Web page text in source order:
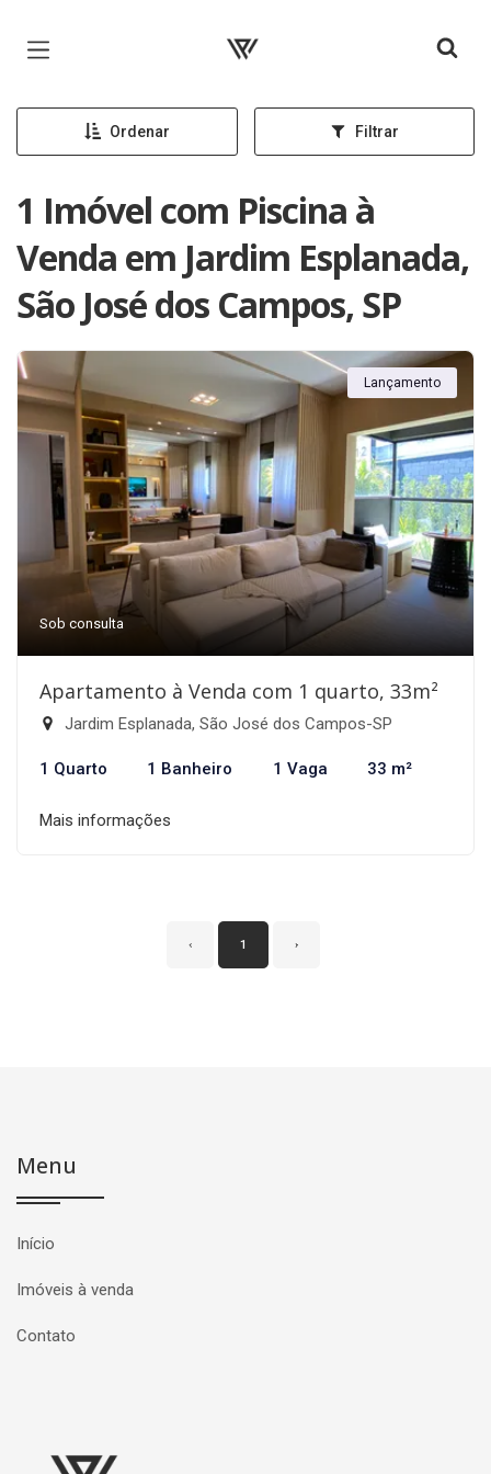
Página inicial
Ordenar Filtrar
1 Imóvel com Piscina à
Venda em Jardim Esplanada,
São José dos Campos, SP
Lançamento
Sob consulta
Apartamento à Venda com 1 quarto, 33m²
Jardim Esplanada, São José dos Campos-SP
1 Quarto 1 Banheiro 1 Vaga 33 m²
Mais informações
‹ 1 ›
Menu
Início
Imóveis à venda
Contato